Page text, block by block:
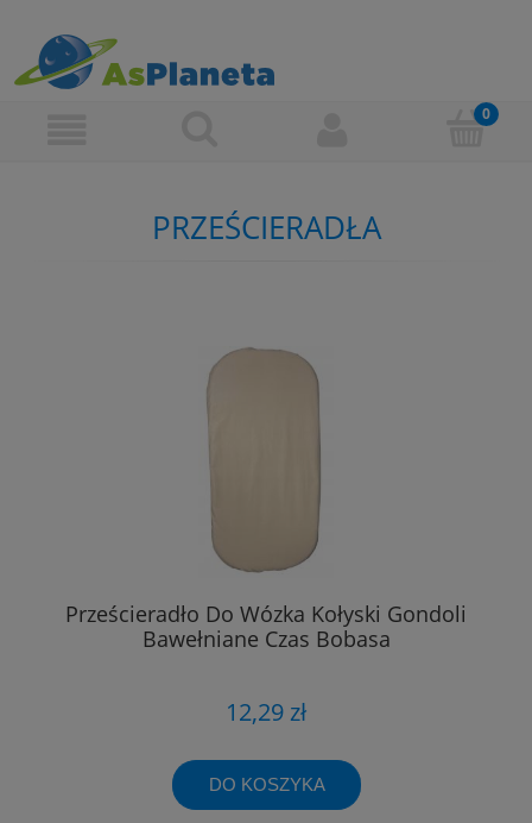
PRZEŚCIERADŁA
Prześcieradło Do Wózka Kołyski Gondoli
Bawełniane Czas Bobasa
12,29 zł
DO KOSZYKA